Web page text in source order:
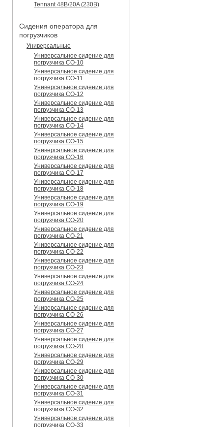
Tennant 48B/20A (230B)
Сидения оператора для
погрузчиков
Универсальные
Универсальное сидение для
погрузчика CO-10
Универсальное сидение для
погрузчика CO-11
Универсальное сидение для
погрузчика CO-12
Универсальное сидение для
погрузчика CO-13
Универсальное сидение для
погрузчика CO-14
Универсальное сидение для
погрузчика CO-15
Универсальное сидение для
погрузчика CO-16
Универсальное сидение для
погрузчика CO-17
Универсальное сидение для
погрузчика CO-18
Универсальное сидение для
погрузчика CO-19
Универсальное сидение для
погрузчика CO-20
Универсальное сидение для
погрузчика CO-21
Универсальное сидение для
погрузчика CO-22
Универсальное сидение для
погрузчика CO-23
Универсальное сидение для
погрузчика CO-24
Универсальное сидение для
погрузчика CO-25
Универсальное сидение для
погрузчика CO-26
Универсальное сидение для
погрузчика CO-27
Универсальное сидение для
погрузчика CO-28
Универсальное сидение для
погрузчика CO-29
Универсальное сидение для
погрузчика CO-30
Универсальное сидение для
погрузчика CO-31
Универсальное сидение для
погрузчика CO-32
Универсальное сидение для
погрузчика CO-33